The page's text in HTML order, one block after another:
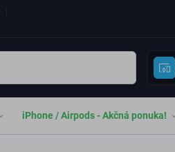
iPhone / Airpods - Akčná ponuka!